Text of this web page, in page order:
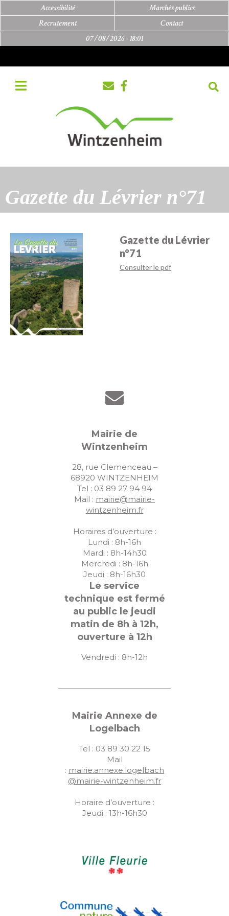
Accessibilité
Marchés publics
Recrutement
Contact
07/08/2026 -18:01
Gazette du Lévrier n°71
Gazette du Lévrier
n°71
Consulter le pdf
Mairie de
Wintzenheim
28, rue Clemenceau –
68920 WINTZENHEIM
Tel : 03 89 27 94 94
Mail : mairie@mairie-
wintzenheim.fr
Horaires d’ouverture :
Lundi : 8h-16h
Mardi : 8h-14h30
Mercredi : 8h-16h
Jeudi : 8h-16h30
Le service
technique est fermé
au public le jeudi
matin de 8h à 12h,
ouverture à 12h
Vendredi : 8h-12h
Mairie Annexe de
Logelbach
Tel : 03 89 30 22 15
Mail
: mairie.annexe.logelbach
@mairie-wintzenheim.fr
Horaire d’ouverture :
Jeudi : 13h-16h30